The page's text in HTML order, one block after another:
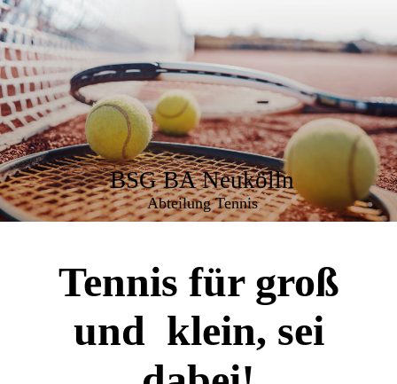
BSG BA Neukölln
Abteilung Tennis
Tennis für groß
und klein, sei